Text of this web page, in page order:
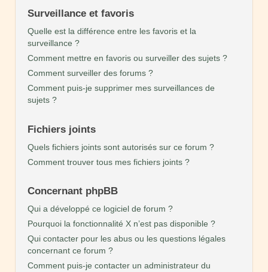
Surveillance et favoris
Quelle est la différence entre les favoris et la
surveillance ?
Comment mettre en favoris ou surveiller des sujets ?
Comment surveiller des forums ?
Comment puis-je supprimer mes surveillances de
sujets ?
Fichiers joints
Quels fichiers joints sont autorisés sur ce forum ?
Comment trouver tous mes fichiers joints ?
Concernant phpBB
Qui a développé ce logiciel de forum ?
Pourquoi la fonctionnalité X n’est pas disponible ?
Qui contacter pour les abus ou les questions légales
concernant ce forum ?
Comment puis-je contacter un administrateur du